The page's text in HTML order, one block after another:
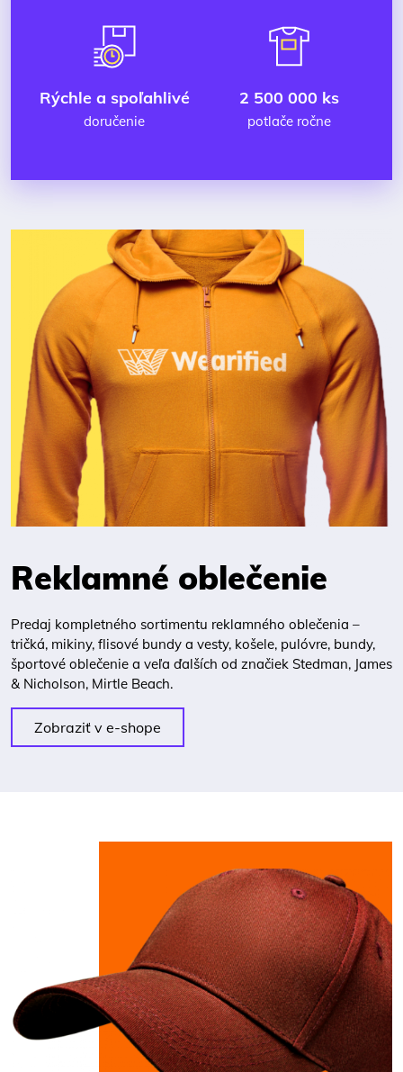
Rýchle a spoľahlivé
doručenie
2 500 000 ks
potlače ročne
Reklamné oblečenie
Predaj kompletného sortimentu reklamného oblečenia –
tričká, mikiny, flisové bundy a vesty, košele, pulóvre, bundy,
športové oblečenie a veľa ďalších od značiek Stedman, James
& Nicholson, Mirtle Beach.
Zobraziť v e-shope